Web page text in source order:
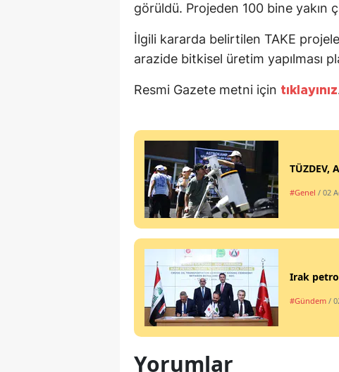
görüldü. Projeden 100 bine yakın
İlgili kararda belirtilen TAKE
arazide bitkisel üretim yapılması
Resmi Gazete metni için tıklayınız
TÜZDEV,
#Genel / 02
Irak
#Gündem /
Yorumlar